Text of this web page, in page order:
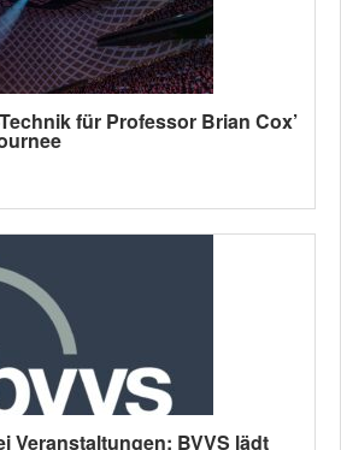
für Professor Brian Cox’
Veranstaltungen: BVVS lädt